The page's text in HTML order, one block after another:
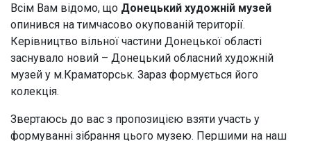
Лекторії та клуби
Дитячі програми
Інклюзія в музеї
Інші послуги
Всім Вам відомо, що Донецький художній музей
опинився на тимчасово окупованій території.
Керівництво вільної частини Донецької області
заснувало новий – Донецький обласний художній
музей у м.Краматорськ. Зараз формується його
колекція.
Звертаюсь до вас з пропозицією взяти участь у
формуванні зібрання цього музею. Першими на наш